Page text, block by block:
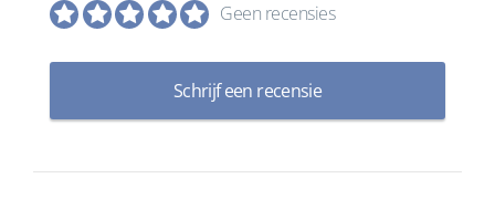
Geen recensies
Schrijf een recensie